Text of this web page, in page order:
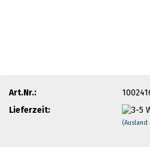
Art.Nr.:
Lieferzeit: